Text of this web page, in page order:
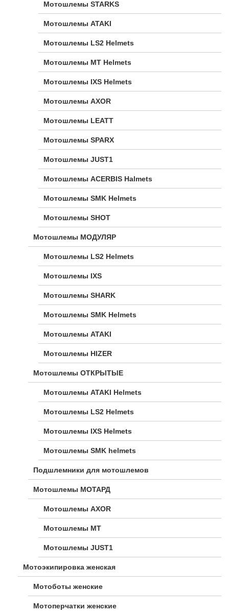
Мотошлемы STARKS
Мотошлемы ATAKI
Мотошлемы LS2 Helmets
Мотошлемы MT Helmets
Мотошлемы IXS Helmets
Мотошлемы AXOR
Мотошлемы LEATT
Мотошлемы SPARX
Мотошлемы JUST1
Мотошлемы ACERBIS Halmets
Мотошлемы SMK Helmets
Мотошлемы SHOT
Мотошлемы МОДУЛЯР
Мотошлемы LS2 Helmets
Мотошлемы IXS
Мотошлемы SHARK
Мотошлемы SMK Helmets
Мотошлемы ATAKI
Мотошлемы HIZER
Мотошлемы ОТКРЫТЫЕ
Мотошлемы ATAKI Helmets
Мотошлемы LS2 Helmets
Мотошлемы IXS Helmets
Мотошлемы SMK helmets
Подшлемники для мотошлемов
Мотошлемы МОТАРД
Мотошлемы AXOR
Мотошлемы MT
Мотошлемы JUST1
Мотоэкипировка женская
Мотоботы женские
Мотоперчатки женские